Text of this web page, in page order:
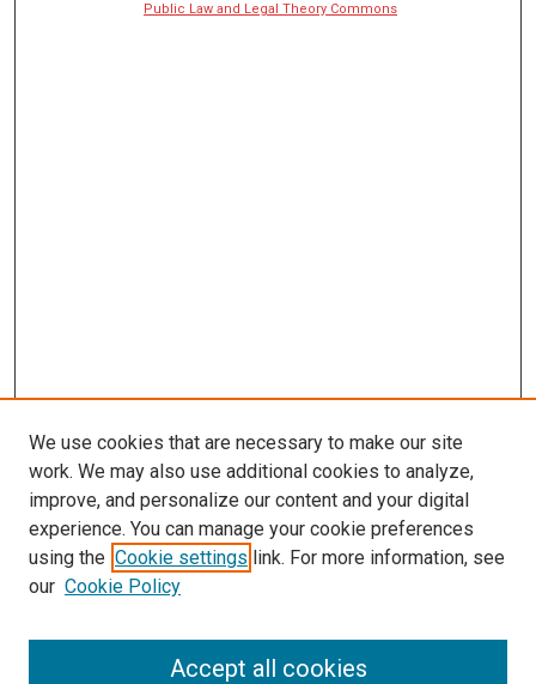
Public Law and Legal Theory Commons
We use cookies that are necessary to make our site
work. We may also use additional cookies to analyze,
improve, and personalize our content and your digital
experience. You can manage your cookie preferences
using the Cookie settings link. For more information, see
our Cookie Policy
Accept all cookies